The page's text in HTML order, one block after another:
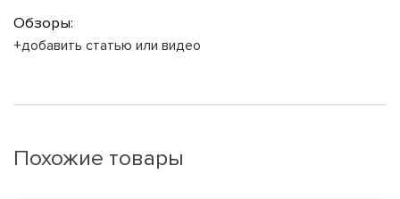
Обзоры:
+добавить статью или видео
Похожие товары